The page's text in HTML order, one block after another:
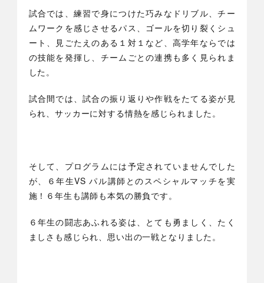
試合では、練習で身につけた巧みなドリブル、チー
ムワークを感じさせるパス、ゴールを切り裂くシュ
ート、見ごたえのある１対１など、高学年ならでは
の技能を発揮し、チームごとの連携も多く見られま
した。
試合間では、試合の振り返りや作戦をたてる姿が見
られ、サッカーに対する情熱を感じられました。
そして、プログラムには予定されていませんでした
が、６年生VS パル講師とのスペシャルマッチを実
施！６年生も講師も本気の勝負です。
６年生の闘志あふれる姿は、とても勇ましく、たく
ましさも感じられ、思い出の一戦となりました。